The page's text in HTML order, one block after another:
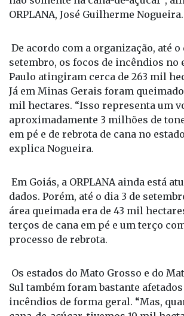
incêndio é algo imprevisto, sem
ação indesejada em qualquer
ORPLANA, José Guilherme
De acordo com a organização, até o
setembro, os focos de incêndios no
Paulo atingiram cerca de 263 mil
Já em Minas Gerais foram
mil hectares. “Isso representa um
aproximadamente 3 milhões de
explica Nogueira.
Em Goiás, a ORPLANA ainda está
dados. Porém, até o dia 3 de
área queimada era de 43 mil
processo de rebrota.
Os estados do Mato Grosso e do